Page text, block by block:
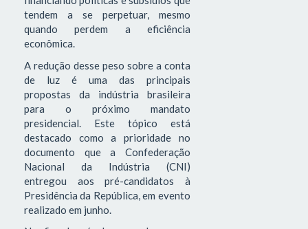
tendem a se perpetuar, mesmo
quando perdem a eficiência
econômica.
A redução desse peso sobre a conta
de luz é uma das principais
propostas da indústria brasileira
para o próximo mandato
presidencial. Este tópico está
destacado como a prioridade no
documento que a Confederação
Nacional da Indústria (CNI)
entregou aos pré-candidatos à
Presidência da República, em evento
realizado em junho.